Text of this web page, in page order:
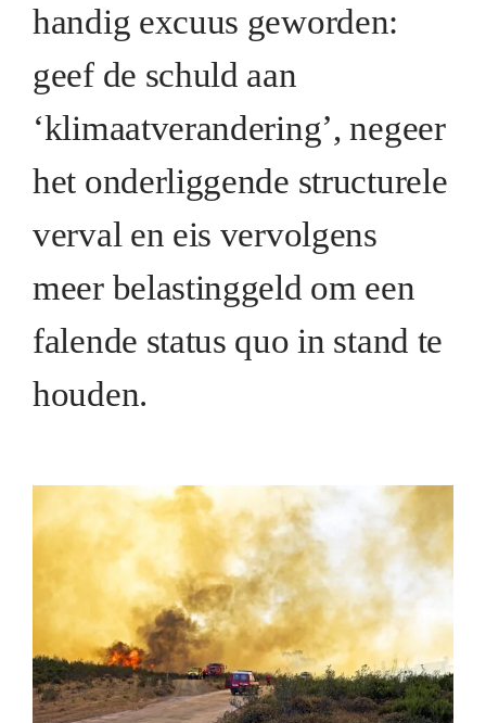
handig excuus geworden:
geef de schuld aan
‘klimaatverandering’, negeer
het onderliggende structurele
verval en eis vervolgens
meer belastinggeld om een
falende status quo in stand te
houden.